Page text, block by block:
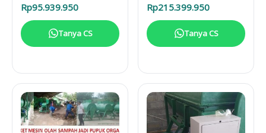
Rp95.939.950
Tanya CS
Rp215.399.950
Tanya CS